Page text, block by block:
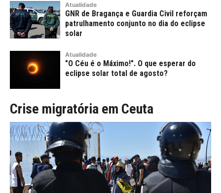
Atualidade
GNR de Bragança e Guardia Civil reforçam
patrulhamento conjunto no dia do eclipse
solar
Atualidade
"O Céu é o Máximo!". O que esperar do
eclipse solar total de agosto?
Crise migratória em Ceuta